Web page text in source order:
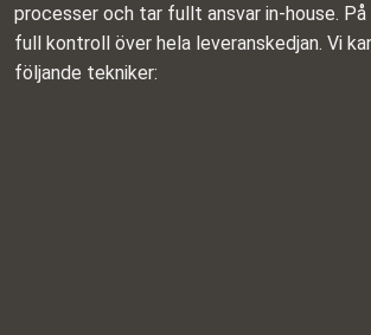
processer och tar fullt ansvar in‑house.
full kontroll över hela leveranskedjan. Vi
följande tekniker: